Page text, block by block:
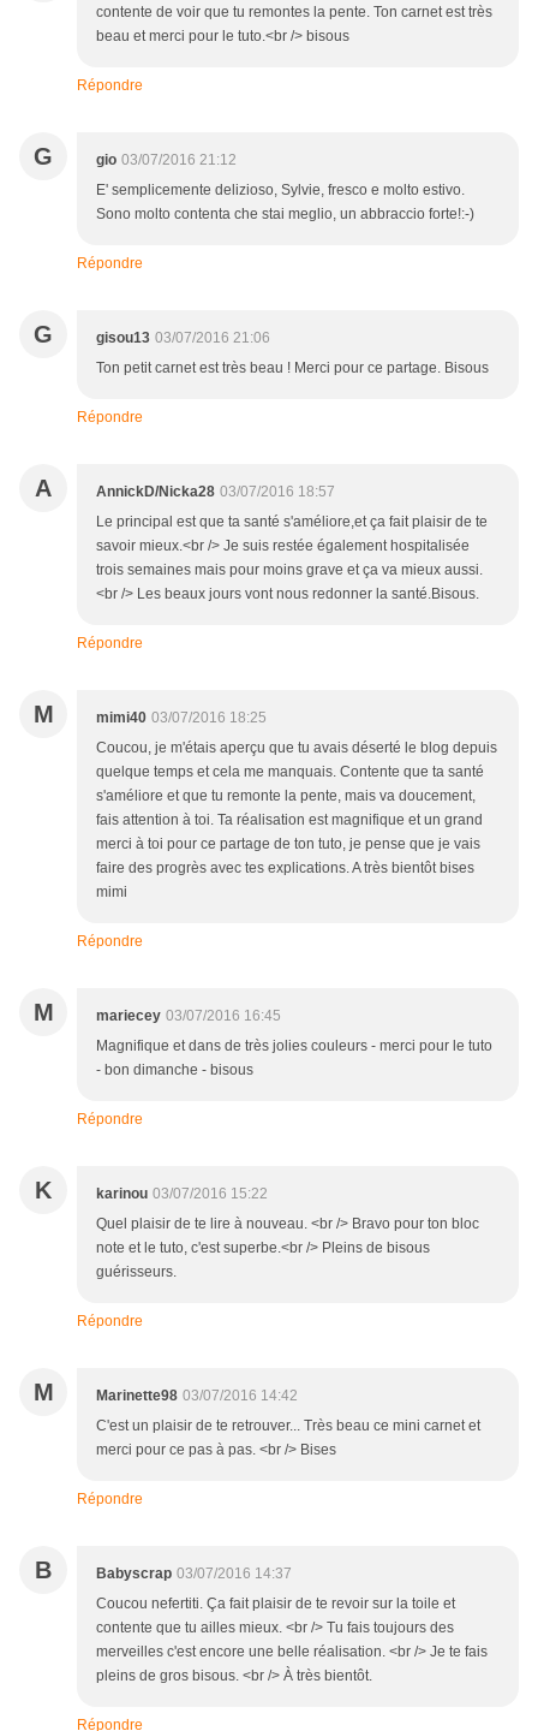
contente de voir que tu remontes la pente. Ton carnet est très
beau et merci pour le tuto.<br /> bisous
Répondre
G gio 03/07/2016 21:12
E' semplicemente delizioso, Sylvie, fresco e molto estivo.
Sono molto contenta che stai meglio, un abbraccio forte!:-)
Répondre
G gisou13 03/07/2016 21:06
Ton petit carnet est très beau ! Merci pour ce partage. Bisous
Répondre
A AnnickD/Nicka28 03/07/2016 18:57
Le principal est que ta santé s'améliore,et ça fait plaisir de te
savoir mieux.<br /> Je suis restée également hospitalisée
trois semaines mais pour moins grave et ça va mieux aussi.
<br /> Les beaux jours vont nous redonner la santé.Bisous.
Répondre
M mimi40 03/07/2016 18:25
Coucou, je m'étais aperçu que tu avais déserté le blog depuis
quelque temps et cela me manquais. Contente que ta santé
s'améliore et que tu remonte la pente, mais va doucement,
fais attention à toi. Ta réalisation est magnifique et un grand
merci à toi pour ce partage de ton tuto, je pense que je vais
faire des progrès avec tes explications. A très bientôt bises
mimi
Répondre
M mariecey 03/07/2016 16:45
Magnifique et dans de très jolies couleurs - merci pour le tuto
- bon dimanche - bisous
Répondre
K karinou 03/07/2016 15:22
Quel plaisir de te lire à nouveau. <br /> Bravo pour ton bloc
note et le tuto, c'est superbe.<br /> Pleins de bisous
guérisseurs.
Répondre
M Marinette98 03/07/2016 14:42
C'est un plaisir de te retrouver... Très beau ce mini carnet et
merci pour ce pas à pas. <br /> Bises
Répondre
B Babyscrap 03/07/2016 14:37
Coucou nefertiti. Ça fait plaisir de te revoir sur la toile et
contente que tu ailles mieux. <br /> Tu fais toujours des
merveilles c'est encore une belle réalisation. <br /> Je te fais
pleins de gros bisous. <br /> À très bientôt.
Répondre